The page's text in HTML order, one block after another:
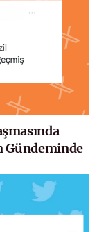
Gündeminde